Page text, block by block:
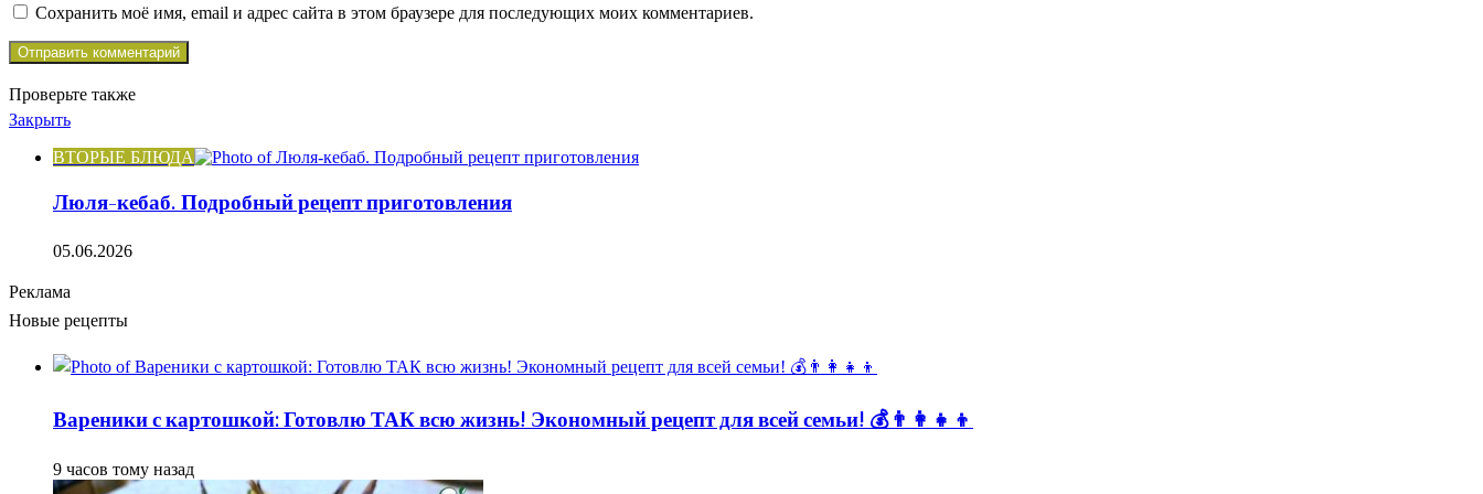
Сохранить моё имя, email и адрес сайта в этом браузере для последующих моих комментариев.
Проверьте также
Закрыть
ВТОРЫЕ БЛЮДА
Люля-кебаб. Подробный рецепт приготовления
05.06.2026
Реклама
Новые рецепты
Вареники с картошкой: Готовлю ТАК всю жизнь! Экономный рецепт для всей семьи! 💰👨👩👧👦
9 часов тому назад